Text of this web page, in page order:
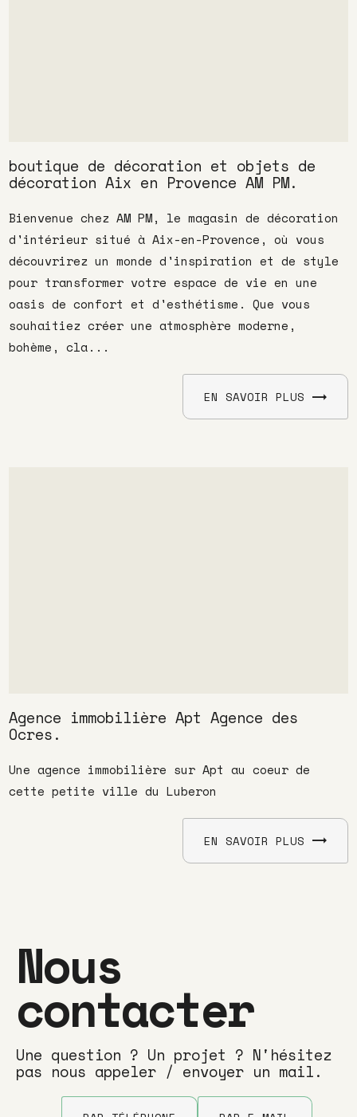
boutique de décoration et objets de
décoration Aix en Provence AM PM.
Bienvenue chez AM PM, le magasin de décoration
d'intérieur situé à Aix-en-Provence, où vous
découvrirez un monde d'inspiration et de style
pour transformer votre espace de vie en une
oasis de confort et d'esthétisme. Que vous
souhaitiez créer une atmosphère moderne,
bohème, cla...
EN SAVOIR PLUS
Agence immobilière Apt Agence des
Ocres.
Une agence immobilière sur Apt au coeur de
cette petite ville du Luberon
EN SAVOIR PLUS
Nous
contacter
Une question ? Un projet ? N'hésitez
pas nous appeler / envoyer un mail.